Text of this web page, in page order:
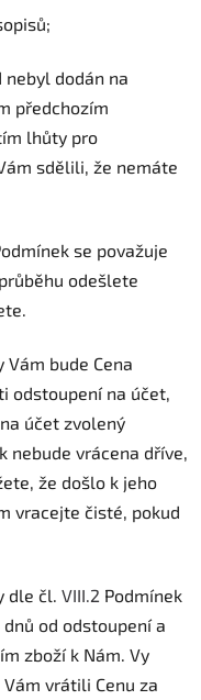
dodán na
předchozím
lhůty pro
sdělili, že nemáte
se považuje
odešlete
bude Cena
odstoupení na účet,
účet zvolený
nebude vrácena dříve,
že došlo k jeho
vracejte čisté, pokud
dle čl. VIII.2 Podmínek
od odstoupení a
zboží k Nám. Vy
vrátili Cenu za